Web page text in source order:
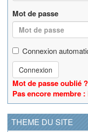
Mot de passe
Connexion
Connexion
Mot de passe oublié ?
Pas encore membre
THEME DU SITE